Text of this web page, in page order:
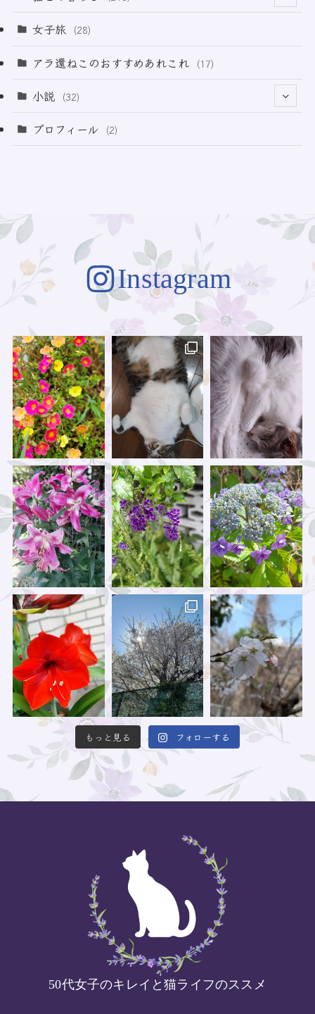
(3)
(21)
(73)
女子旅 (28)
アラ還ねこのおすすめあれこれ (17)
小説 (32)
プロフィール (2)
Instagram
もっと見る フォローする
50代女子のキレイと猫ライフのススメ